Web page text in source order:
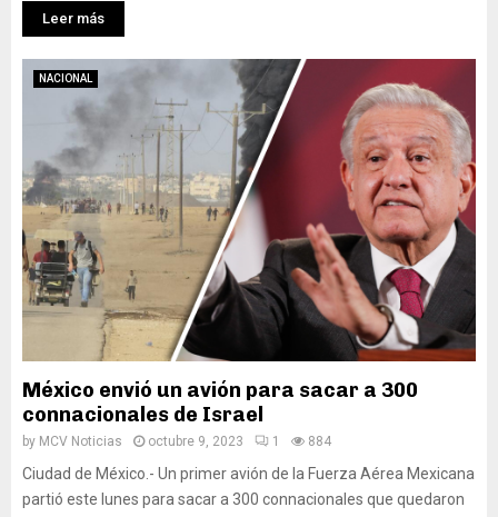
Leer más
NACIONAL
México envió un avión para sacar a 300
connacionales de Israel
by MCV Noticias octubre 9, 2023 1 884
Ciudad de México.- Un primer avión de la Fuerza Aérea Mexicana
partió este lunes para sacar a 300 connacionales que quedaron